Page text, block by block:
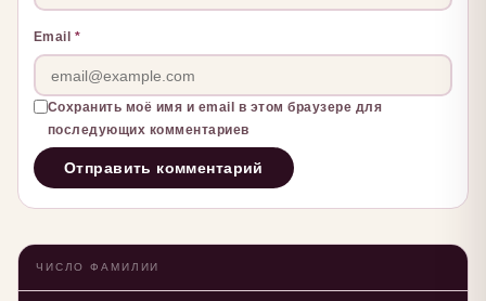
Email *
Сохранить моё имя и email в этом браузере для
последующих комментариев
ЧИСЛО ФАМИЛИИ